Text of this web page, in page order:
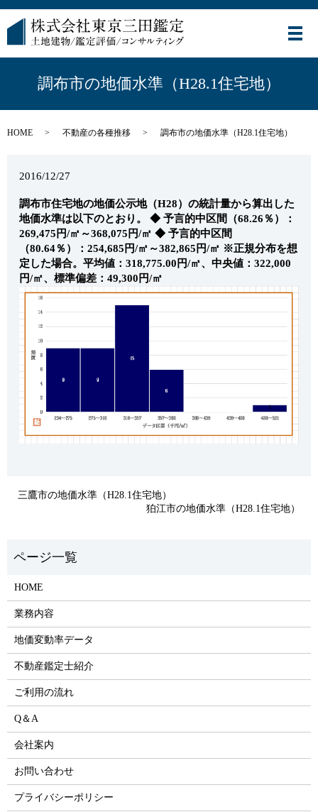
メ
調布市の地価水準（H28.1住宅地）
HOME 不動産の各種推移 調布市の地価水準（H28.1住宅地）
2016/12/27
調布市住宅地の地価公示地（H28）の統計量から算出した
地価水準は以下のとおり。
◆ 予言的中区間（68.26％）：
269,475円/㎡～368,075円/㎡ ◆ 予言的中区間
（80.64％）：254,685円/㎡～382,865円/㎡ ※正規分布を想
定した場合。平均値：318,775.00円/㎡、中央値：322,000
円/㎡、標準偏差：49,300円/㎡
三鷹市の地価水準（H28.1住宅地）
狛江市の地価水準（H28.1住宅地）
HOME
業務内容
地価変動率データ
不動産鑑定士紹介
ご利用の流れ
Q＆A
会社案内
お問い合わせ
プライバシーポリシー